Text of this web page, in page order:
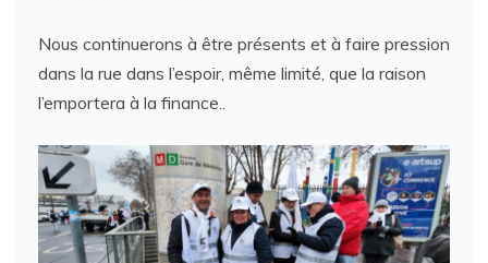
Nous continuerons à être présents et à faire pression
dans la rue dans l’espoir, même limité, que la raison
l’emportera à la finance..